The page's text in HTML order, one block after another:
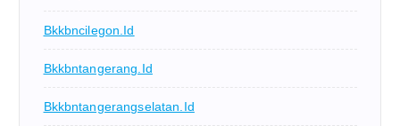
Bkkbncilegon.id
Bkkbntangerang.id
Bkkbntangerangselatan.id